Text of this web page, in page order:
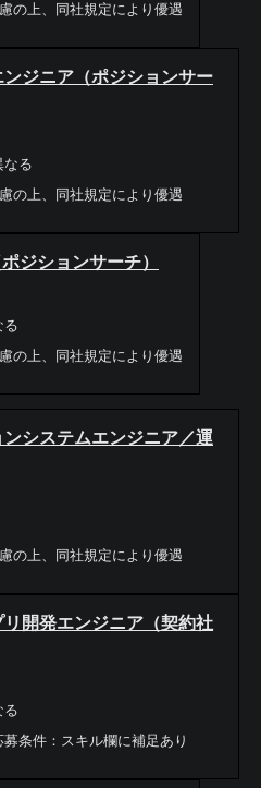
の上、同社規定により優遇
ンジニア（ポジションサー
る
の上、同社規定により優遇
ジションサーチ）
る
の上、同社規定により優遇
ンシステムエンジニア／運
の上、同社規定により優遇
リ開発エンジニア（契約社
る
条件：スキル欄に補足あり